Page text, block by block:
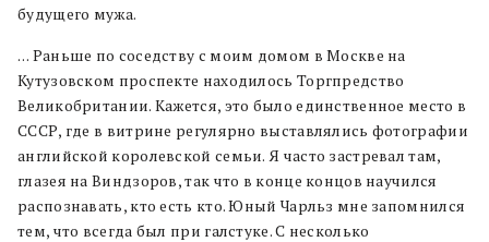
будущего мужа.
… Раньше по соседству с моим домом в Москве на
Кутузовском проспекте находилось Торгпредство
Великобритании. Кажется, это было единственное место в
СССР, где в витрине регулярно выставлялись фотографии
английской королевской семьи. Я часто застревал там,
глазея на Виндзоров, так что в конце концов научился
распознавать, кто есть кто. Юный Чарльз мне запомнился
тем, что всегда был при галстуке. С несколько